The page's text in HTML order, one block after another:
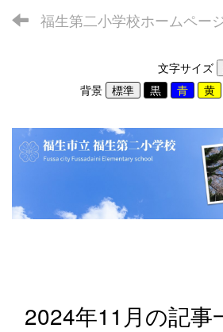
福生第二小学校ホームペー
文字サイズ
背景
2024年11月の記事